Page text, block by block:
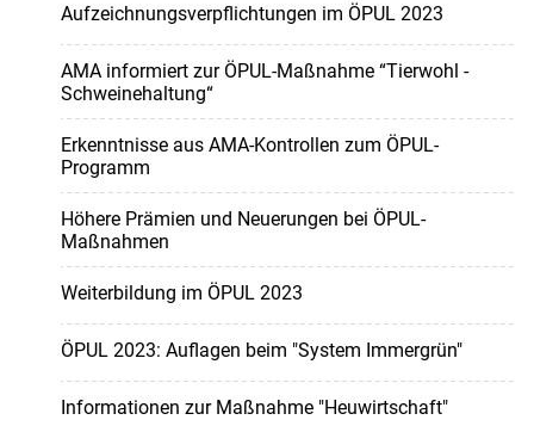
Aufzeichnungsverpflichtungen im ÖPUL 2023
AMA informiert zur ÖPUL-Maßnahme “Tierwohl -
Schweinehaltung“
Erkenntnisse aus AMA-Kontrollen zum ÖPUL-
Programm
Höhere Prämien und Neuerungen bei ÖPUL-
Maßnahmen
Weiterbildung im ÖPUL 2023
ÖPUL 2023: Auflagen beim "System Immergrün"
Informationen zur Maßnahme "Heuwirtschaft"